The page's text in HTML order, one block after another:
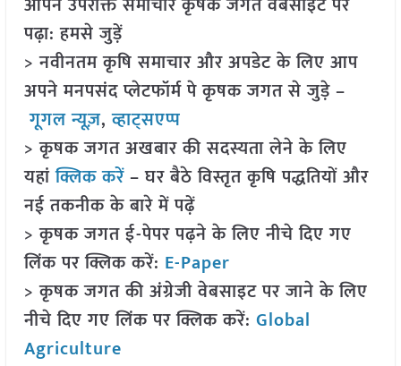
पढ़ा: हमसे जुड़ें
> नवीनतम कृषि समाचार और अपडेट के लिए आप
अपने मनपसंद प्लेटफॉर्म पे कृषक जगत से जुड़े –
गूगल न्यूज़,व्हाट्सएप्प
> कृषक जगत अखबार की सदस्यता लेने के लिए
यहांक्लिक करें– घर बैठे विस्तृत कृषि पद्धतियों और
नई तकनीक के बारे में पढ़ें
> कृषक जगत ई-पेपर पढ़ने के लिए नीचे दिए गए
लिंक पर क्लिक करें: E-Paper
> कृषक जगत की अंग्रेजी वेबसाइट पर जाने के लिए
नीचे दिए गए लिंक पर क्लिक करें: Global
Agriculture